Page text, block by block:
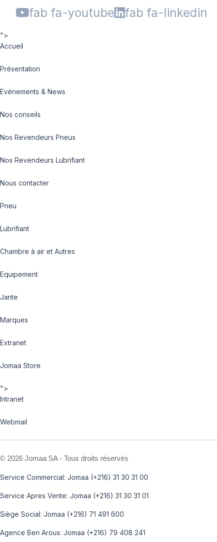
fab fa-youtube
fab fa-linkedin
">
Accueil
Présentation
Evénements & News
Nos conseils
Nos Revendeurs Pneus
Nos Revendeurs Lubrifiant
Nous contacter
Pneu
Lubrifiant
Chambre à air et Autres
Equipement
Jante
Marques
Extranet
Jomaa Store
">
Intranet
Webmail
© 2026 Jomaa SA - Tous droits réservés
Service Commercial: Jomaa (+216) 31 30 31 00
Service Apres Vente: Jomaa (+216) 31 30 31 01
Siège Social: Jomaa (+216) 71 491 600
Agence Ben Arous: Jomaa (+216) 79 408 241